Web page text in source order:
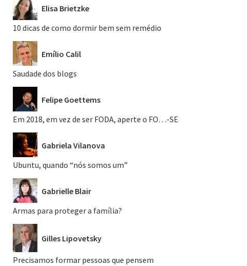
Elisa Brietzke
10 dicas de como dormir bem sem remédio
Emílio Calil
Saudade dos blogs
Felipe Goettems
Em 2018, em vez de ser FODA, aperte o FO…-SE
Gabriela Vilanova
Ubuntu, quando “nós somos um”
Gabrielle Blair
Armas para proteger a família?
Gilles Lipovetsky
Precisamos formar pessoas que pensem